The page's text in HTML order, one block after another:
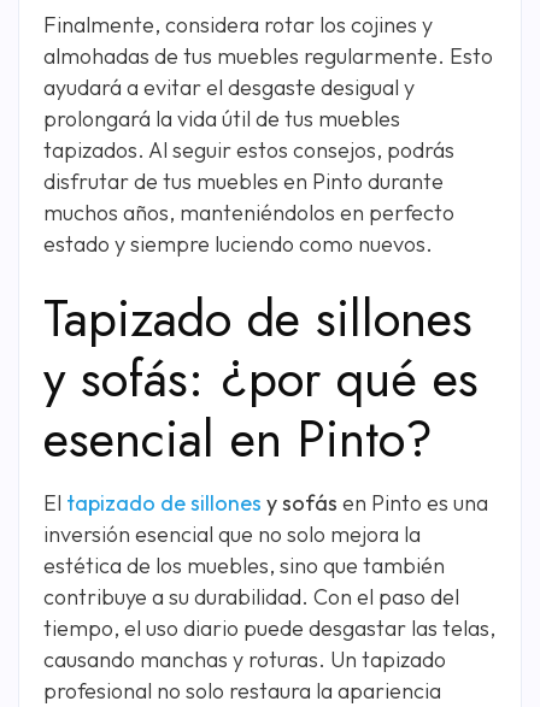
Finalmente, considera rotar los cojines y
almohadas de tus muebles regularmente. Esto
ayudará a evitar el desgaste desigual y
prolongará la vida útil de tus muebles
tapizados. Al seguir estos consejos, podrás
disfrutar de tus muebles en Pinto durante
muchos años, manteniéndolos en perfecto
estado y siempre luciendo como nuevos.
Tapizado de sillones
y sofás: ¿por qué es
esencial en Pinto?
El tapizado de sillones y sofás en Pinto es una
inversión esencial que no solo mejora la
estética de los muebles, sino que también
contribuye a su durabilidad. Con el paso del
tiempo, el uso diario puede desgastar las telas,
causando manchas y roturas. Un tapizado
profesional no solo restaura la apariencia